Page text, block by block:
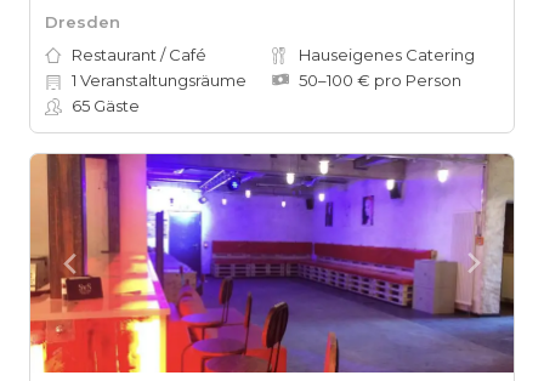
Dresden
Restaurant / Café
Hauseigenes Catering
1 Veranstaltungsräume
50–100 € pro Person
65 Gäste